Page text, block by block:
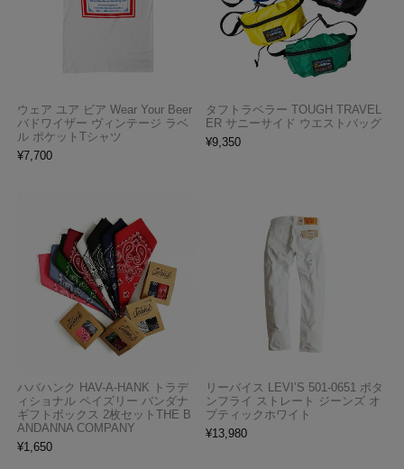
ウェア ユア ビア Wear Your Beer
バドワイザー ヴィンテージ ラベ
ル ポケットTシャツ
¥7,700
タフトラベラー TOUGH TRAVEL
ER サニーサイド ウエストバッグ
¥9,350
ハバハンク HAV-A-HANK トラデ
ィショナル ペイズリー バンダナ
ギフトボックス 2枚セットTHE B
ANDANNA COMPANY
¥1,650
リーバイス LEVI’S 501-0651 ボタ
ンフライ ストレート ジーンズ オ
プティックホワイト
¥13,980